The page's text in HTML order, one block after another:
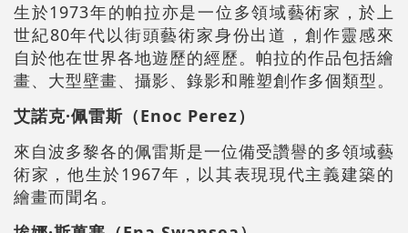
生於1973年的帕拉亦是一位多領域藝術家，於上
世紀80年代以街頭藝術家身份出道，創作靈感來
自於他在世界各地遊歷的經歷。帕拉的作品包括繪
畫、大型壁畫、攝影、錄影和雕塑創作多個類型。
艾諾克·佩雷斯（Enoc Perez）
來自波多黎各的佩雷斯是一位備受讚譽的多領域藝
術家，他生於1967年，以其表現現代主義建築的
繪畫而聞名。